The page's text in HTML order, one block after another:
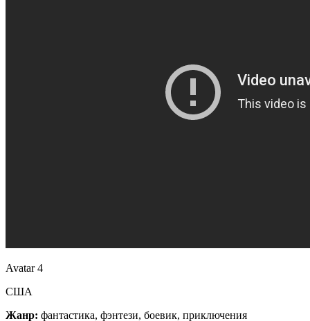
Avatar 4
США
Жанр: фантастика, фэнтези, боевик, приключения